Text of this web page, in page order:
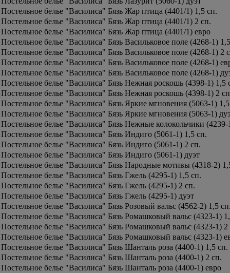
Постельное белье "Василиса" Бязь Жар птица (4401/1) 1,5 сп.
Постельное белье "Василиса" Бязь Жар птица (4401/1) 2 сп.
Постельное белье "Василиса" Бязь Жар птица (4401/1) евро
Постельное белье "Василиса" Бязь Васильковое поле (4268-1)
Постельное белье "Василиса" Бязь Васильковое поле (4268-1) 2
Постельное белье "Василиса" Бязь Васильковое поле (4268-1)
Постельное белье "Василиса" Бязь Васильковое поле (4268-1)
Постельное белье "Василиса" Бязь Нежная роскошь (4398-1) 1,5
Постельное белье "Василиса" Бязь Нежная роскошь (4398-1) 2
Постельное белье "Василиса" Бязь Яркие мгновения (5063-1)
Постельное белье "Василиса" Бязь Яркие мгновения (5063-1)
Постельное белье "Василиса" Бязь Нежные колокольчики (4239-
Постельное белье "Василиса" Бязь Индиго (5061-1) 1,5 сп.
Постельное белье "Василиса" Бязь Индиго (5061-1) 2 сп.
Постельное белье "Василиса" Бязь Индиго (5061-1) дуэт
Постельное белье "Василиса" Бязь Народные мотивы (4318-2)
Постельное белье "Василиса" Бязь Гжель (4295-1) 1,5 сп.
Постельное белье "Василиса" Бязь Гжель (4295-1) 2 сп.
Постельное белье "Василиса" Бязь Гжель (4295-1) дуэт
Постельное белье "Василиса" Бязь Розовый вальс (4562-2) 1,5
Постельное белье "Василиса" Бязь Ромашковый вальс (4323-1)
Постельное белье "Василиса" Бязь Ромашковый вальс (4323-1) 2
Постельное белье "Василиса" Бязь Ромашковый вальс (4323-1)
Постельное белье "Василиса" Бязь Шанталь роза (4400-1) 1,5 сп.
Постельное белье "Василиса" Бязь Шанталь роза (4400-1) 2 сп.
Постельное белье "Василиса" Бязь Шанталь роза (4400-1) евро